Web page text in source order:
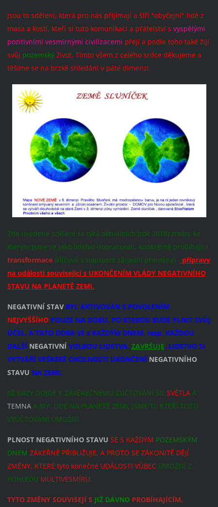
Jsou to sdělení, která pro nás přijímají a šíří "obyčejní" lidé z
masa a kostí, kteří si tuto komunikaci a přátelství s vyspělými
pozitivními vesmírnými civilizacemi přejí a podle toho také žijí
svůj pozemskýživot. Tímto všem z celého srdce děkujeme a
těšíme se na brzké shledání v páté dimenzi.
Zde uvedené sdělení se týká aktuálních (rok 2018) změn, ke
kterým jsme se jako lidstvo dopracovali, konkrétně probíhající
transformace (klíčové a naprosto zásadní přeměny) - přípravy
na události související s UKONČENÍM VLÁDY NEGATIVNÍHO
STAVU NA PLANETĚ ZEMI.
NEGATIVNÍ STAVBYL AKTIVOVÁN S POVOLENÍM
NEJVYŠŠÍHOPOUZE NA DOBU, PO KTEROU BUDE PLNIT SVŮJ
ÚČEL. A TATO DOBA SE s KAŽDÝM DNEM, resp. KAŽDOU
DALŠÍ NEGATIVNÍ VOLBOU LIDSTVA, ZAVRŠUJE. LIDSTVO SI
VYTVÁŘÍ VEŠKERÉ OKOLNOSTI UKONČENÍ NEGATIVNÍHO
STAVU NA ZEMI.
JIŽ BRZY DOJDE K ZÁVĚREČNÉMU ZÚČTOVÁNÍ SIL SVĚTLAA
TEMNAA MY, LIDÉ NA PLANETĚ ZEMI, JSME TI, KTEŘÍ TOTO
VYÚČTOVÁNÍ UMOŽNÍ.
PLNOST NEGATIVNÍHO STAVU SE S KAŽDÝM POZEMSKÝM
DNEM ZÁKEŘNĚ PŘIBLIŽUJE, A PROTO SE ZÁKONITĚ DĚJÍ
ZMĚNY, KTERÉ tyto konečné UDÁLOSTI VŮBEC UMOŽNÍ Z
POHLEDU MULTIVESMÍRU.
TYTO ZMĚNY SOUVISEJÍ S JIŽ DÁVNOPROBÍHAJÍCÍM,